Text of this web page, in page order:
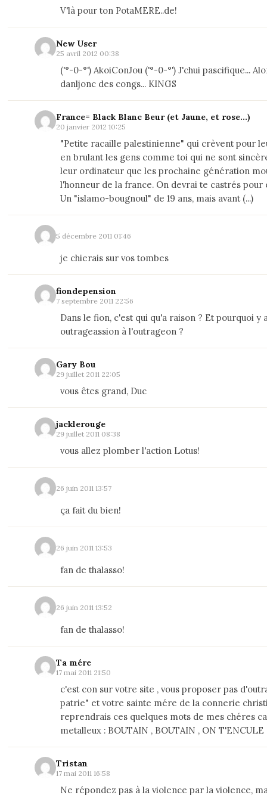
V'là pour ton PotaMERE..de!
New User
25 avril 2012 00:38
('°-0-°') AkoiConJou ('°-0-°') J'chui pascifique...
danljonc des congs... KINGS
France= Black Blanc Beur (et Jaune, et rose...)
20 janvier 2012 10:25
"Petite racaille palestinienne" qui crèvent pour
en brulant les gens comme toi qui ne sont
leur ordinateur que les prochaine génération
l'honneur de la france. On devrai te castrés pour
Un "islamo-bougnoul" de 19 ans, mais avant (...)
5 décembre 2011 01:46
je chierais sur vos tombes
fiondepension
7 septembre 2011 22:56
Dans le fion, c'est qui qu'a raison ? Et pourquoi y
outrageassion à l'outrageon ?
Gary Bou
29 juillet 2011 22:05
vous êtes grand, Duc
jacklerouge
29 juillet 2011 08:38
vous allez plomber l'action Lotus!
26 juin 2011 13:57
ça fait du bien!
26 juin 2011 13:53
fan de thalasso!
26 juin 2011 13:52
fan de thalasso!
Ta mére
17 mai 2011 21:50
c'est con sur votre site , vous proposer pas
patrie" et votre sainte mére de la connerie
reprendrais ces quelques mots de mes chéres
metalleux : BOUTAIN , BOUTAIN , ON T'ENCULE
Tristan
17 mai 2011 16:58
Ne répondez pas à la violence par la violence,